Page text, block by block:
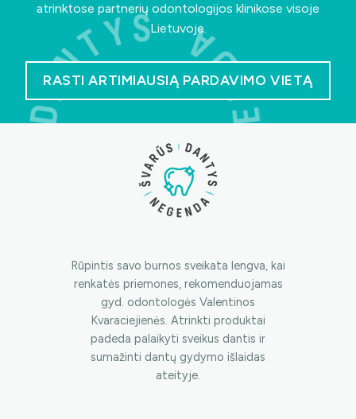
atrinktose partnerių odontologijos klinikose visoje
Lietuvoje.
RASTI ARTIMIAUSIĄ PARDAVIMO VIETĄ
Rūpintis savo burnos sveikata lengva, kai
renkatės priemones, rekomenduojamas
gyd. odontologės Valentinos
Kvaraciejienės. Atrinkti produktai
padeda palaikyti sveikus dantis ir
sumažinti dantų gydymo išlaidas
ateityje.